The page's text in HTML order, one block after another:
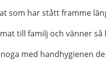
som har stått framme
till familj och vänner så
med handhygienen